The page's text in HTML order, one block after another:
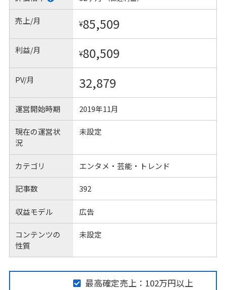
売上/月 ¥85,509
利益/月 ¥80,509
PV/月 32,879
運営開始時期 2019年11月
現在の運営状
況
未設定
カテゴリ エンタメ・芸能・トレンド
記事数 392
収益モデル 広告
コンテンツの
性質
未設定
最高確定売上：102万円以上